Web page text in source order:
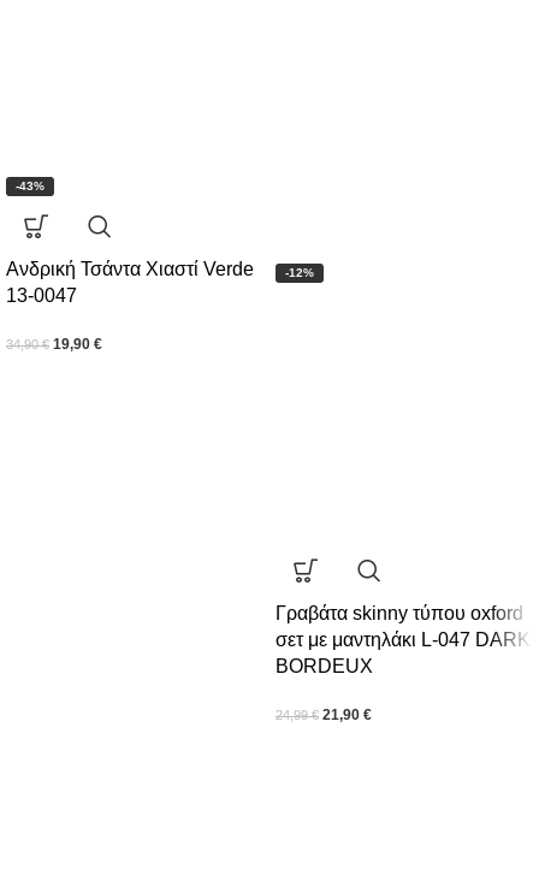
-43%
Ανδρική Τσάντα Χιαστί Verde
13-0047
34,90€ 19,90 €
-12%
Γραβάτα skinny τύπου oxford
σετ με μαντηλάκι L-047 DARK
BORDEUX
24,99€ 21,90 €